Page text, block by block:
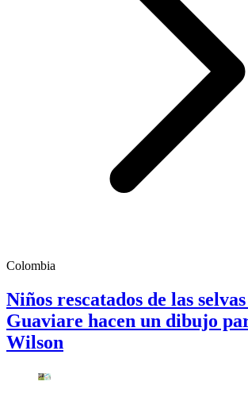
Colombia
Niños rescatados de las
Guaviare hacen un dibujo
Wilson